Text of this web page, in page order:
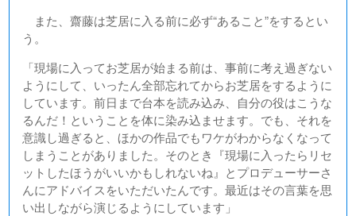
また、齋藤は芝居に入る前に必ず“あること”をするとい
う。
「現場に入ってお芝居が始まる前は、事前に考え過ぎない
ようにして、いったん全部忘れてからお芝居をするように
しています。前日まで台本を読み込み、自分の役はこうな
るんだ！ということを体に染み込ませます。でも、それを
意識し過ぎると、ほかの作品でもワケがわからなくなって
しまうことがありました。そのとき『現場に入ったらリセ
ットしたほうがいいかもしれないね』とプロデューサーさ
んにアドバイスをいただいたんです。最近はその言葉を思
い出しながら演じるようにしています」